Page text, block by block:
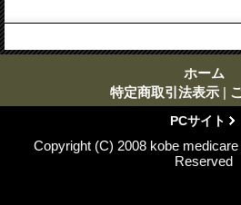
ホーム
特定商取引法表示 |
PCサイト
Copyright (C) 2008 kobe
Reserved